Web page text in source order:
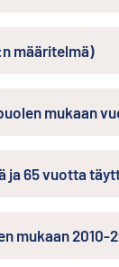
määritelmä)
mukaan
ja 65 vuotta
mukaan 2010-